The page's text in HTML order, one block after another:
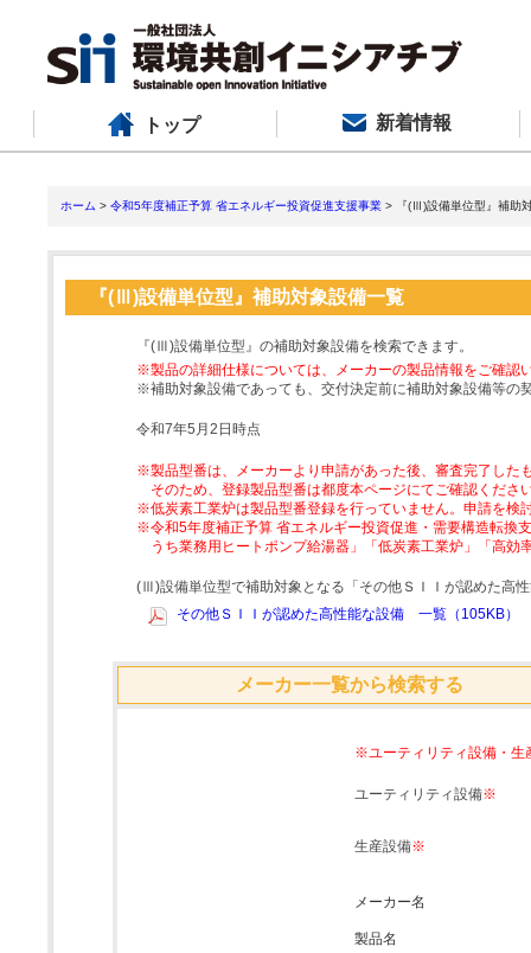
トップ 新着情報
ホーム > 令和5年度補正予算 省エネルギー投資促進支援事業 > 『(Ⅲ)設備単位型』補助
『(Ⅲ)設備単位型』補助対象設備一覧
『(Ⅲ)設備単位型』の補助対象設備を検索できます。
※製品の詳細仕様については、メーカーの製品情報をご確認
※補助対象設備であっても、交付決定前に補助対象設備等の
令和7年5月2日時点
※製品型番は、メーカーより申請があった後、審査完了した
そのため、登録製品型番は都度本ページにてご確認くださ
※低炭素工業炉は製品型番登録を行っていません。申請を検
※令和5年度補正予算 省エネルギー投資促進・需要構造転換
うち業務用ヒートポンプ給湯器」「低炭素工業炉」「高
(Ⅲ)設備単位型で補助対象となる「その他ＳＩＩが認めた高
その他ＳＩＩが認めた高性能な設備 一覧（105KB）
メーカー一覧から検索する
※ユーティリティ設備・生
ユーティリティ設備※
生産設備※
メーカー名
製品名